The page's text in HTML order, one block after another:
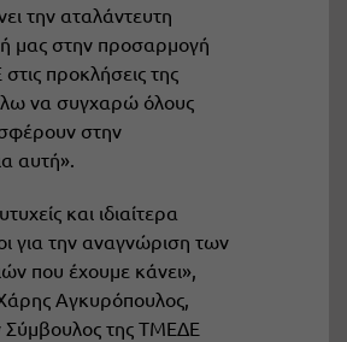
την αταλάντευτη
μας στην προσαρμογή
προκλήσεις της
να συγχαρώ όλους
στην
αυτή».
και ιδιαίτερα
για την αναγνώριση των
που έχουμε κάνει»,
Αγκυρόπουλος,
Σύμβουλος της ΤΜΕΔΕ